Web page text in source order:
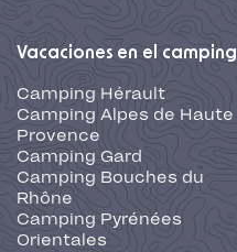
Vacaciones en el camping
Camping Hérault
Camping Alpes de Haute
Provence
Camping Gard
Camping Bouches du
Rhône
Camping Pyrénées
Orientales